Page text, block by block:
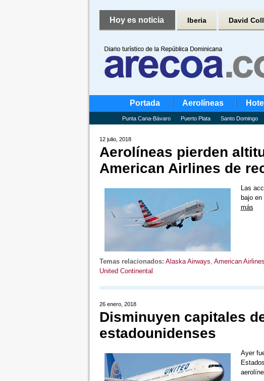
Hoy es noticia Iberia David
Portada Aerolíneas
Punta Cana-Bávaro Puerto Plata Santo Domingo
12 julio, 2018
Aerolíneas pierden
American Airlines de
Las
bajo
más
Temas relacionados: Alaska Airways, American Airlines
United Continental
26 enero, 2018
Disminuyen capitales
estadounidenses
Ayer